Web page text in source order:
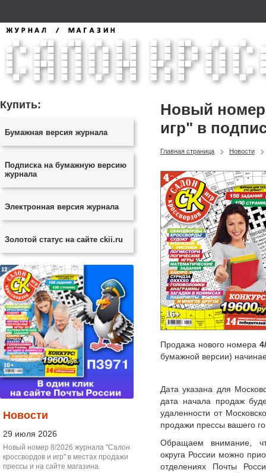
Купить:
Бумажная версия журнала
Подписка на бумажную версию
журнала
Электронная версия журнала
Золотой статус на сайте ckii.ru
Новости
29 июля 2026
Новый номер 8/2026 журнала "Салон
кроссвордов и игр" в местах продажи
прессы и на сайте магазина.
Новый номер
игр" в
Главная страница Новости
Продажа нового номера
бумажной версии)
Дата указана для
дата начала продаж
удаленности от
продажи прессы вашего
Обращаем внимание,
округа России можно
отделениях Почты